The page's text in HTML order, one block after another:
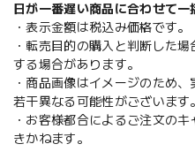
日が一番遅い商品に合わせて一
・表示金額は税込み価格です。
・転売目的の購入と判断した
する場合があります。
・商品画像はイメージのため
若干異なる可能性がございます。
・お客様都合によるご注文の
きかねます。